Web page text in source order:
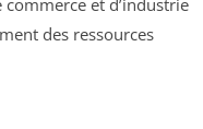
des ressources